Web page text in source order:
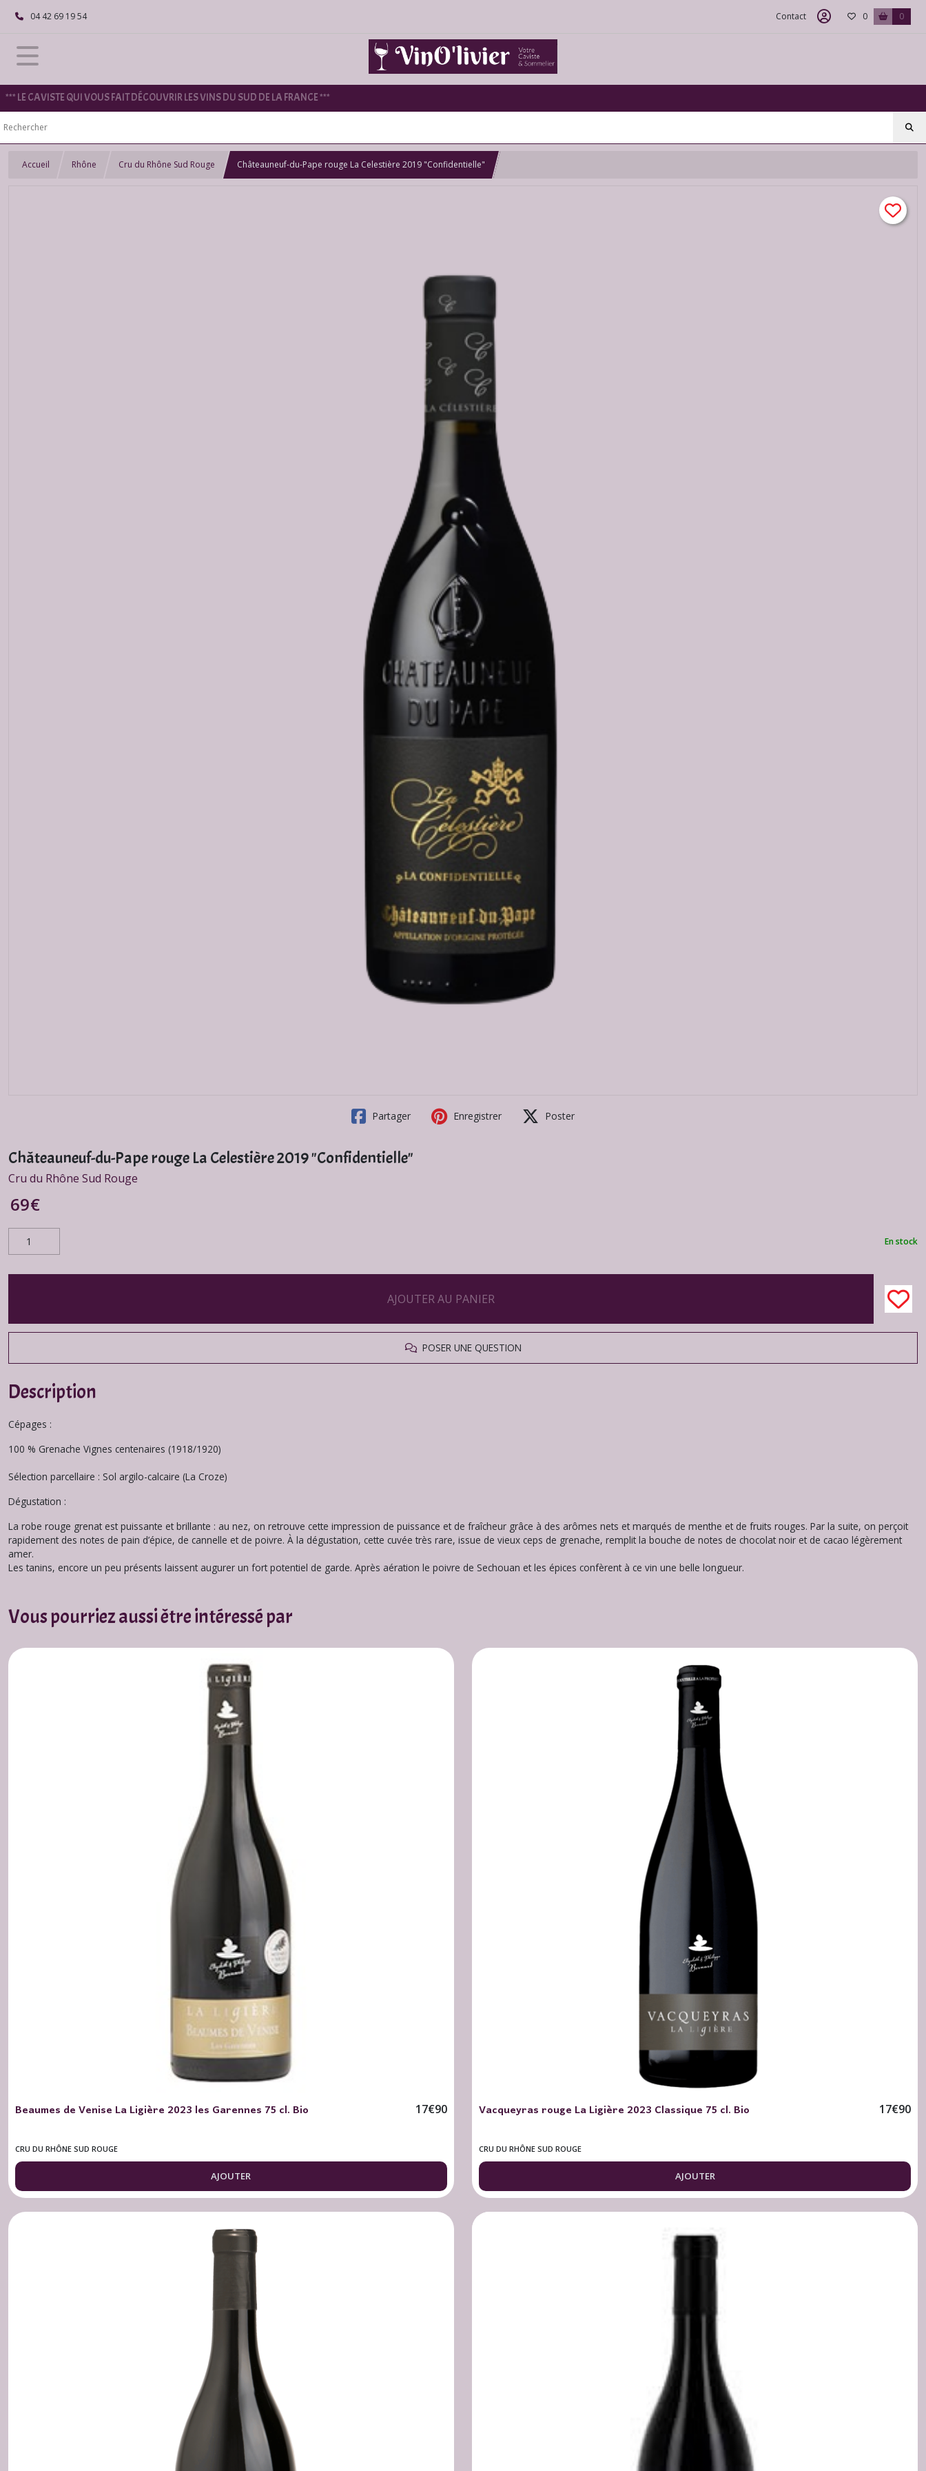
04 42 69 19 54 Contact 0 0
*** LE CAVISTE QUI VOUS FAIT DÉCOUVRIR LES VINS DU SUD DE LA FRANCE ***
Accueil Rhône Cru du Rhône Sud Rouge Châteauneuf-du-Pape rouge La Celestière 2019 "Confidentielle"
Partager Enregistrer Poster
Châteauneuf-du-Pape rouge La Celestière 2019 "Confidentielle"
Cru du Rhône Sud Rouge
69€
En stock
AJOUTER AU PANIER
POSER UNE QUESTION
Description
Cépages :
100 % Grenache Vignes centenaires (1918/1920)
Sélection parcellaire : Sol argilo-calcaire (La Croze)
Dégustation :
La robe rouge grenat est puissante et brillante : au nez, on retrouve cette impression de puissance et de fraîcheur grâce à des arômes nets et marqués de menthe et de fruits rouges. Par la suite, on perçoit
rapidement des notes de pain d’épice, de cannelle et de poivre. À la dégustation, cette cuvée très rare, issue de vieux ceps de grenache, remplit la bouche de notes de chocolat noir et de cacao légèrement
amer.
Les tanins, encore un peu présents laissent augurer un fort potentiel de garde. Après aération le poivre de Sechouan et les épices confèrent à ce vin une belle longueur.
Vous pourriez aussi être intéressé par
Beaumes de Venise La Ligière 2023 les Garennes 75 cl. Bio 17€90
CRU DU RHÔNE SUD ROUGE
AJOUTER
Vacqueyras rouge La Ligière 2023 Classique 75 cl. Bio 17€90
CRU DU RHÔNE SUD ROUGE
AJOUTER